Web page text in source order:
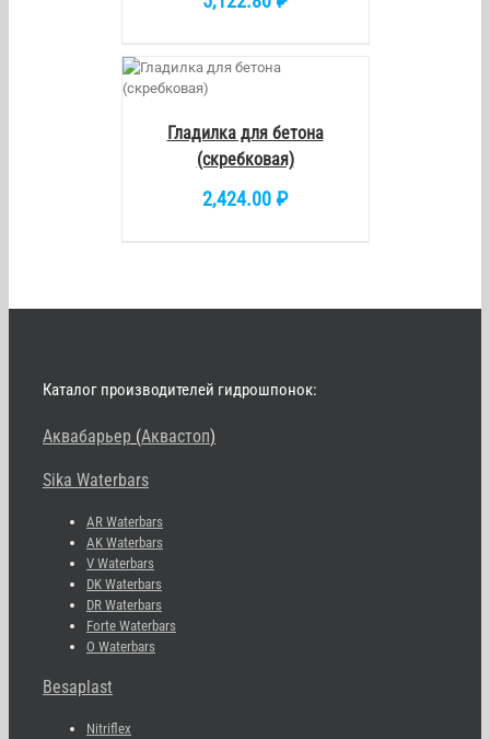
Гладилка для бетона
(скребковая)
2,424.00 ₽
Каталог производителей гидрошпонок:
Аквабарьер (Аквастоп)
Sika Waterbars
AR Waterbars
AK Waterbars
V Waterbars
DK Waterbars
DR Waterbars
Forte Waterbars
O Waterbars
Besaplast
Nitriflex